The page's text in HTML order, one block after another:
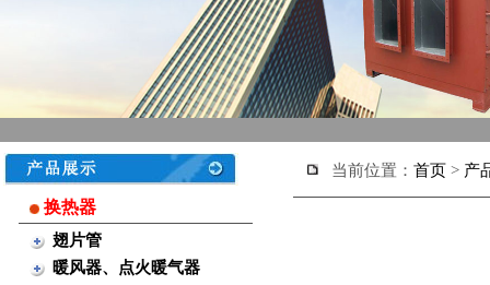
换热器
翅片管
暖风器、点火暖气器
当前位置： 首页 > 产